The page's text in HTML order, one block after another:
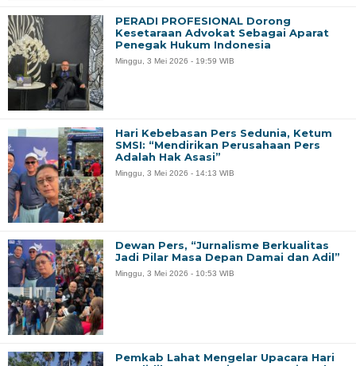
PERADI PROFESIONAL Dorong
Kesetaraan Advokat Sebagai Aparat
Penegak Hukum Indonesia
Minggu, 3 Mei 2026 - 19:59 WIB
Hari Kebebasan Pers Sedunia, Ketum
SMSI: “Mendirikan Perusahaan Pers
Adalah Hak Asasi”
Minggu, 3 Mei 2026 - 14:13 WIB
Dewan Pers, “Jurnalisme Berkualitas
Jadi Pilar Masa Depan Damai dan Adil”
Minggu, 3 Mei 2026 - 10:53 WIB
Pemkab Lahat Mengelar Upacara Hari